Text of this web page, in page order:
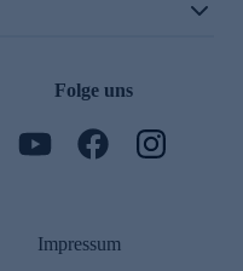
Folge uns
Impressum